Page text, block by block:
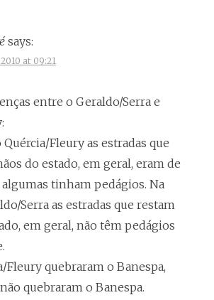
says:
at 09:21
entre o Geraldo/Serra e
Quércia/Fleury as estradas que
do estado, em geral, eram de
algumas tinham pedágios. Na
Serra as estradas que restam
em geral, não têm pedágios
Fleury quebraram o Banespa,
quebraram o Banespa.